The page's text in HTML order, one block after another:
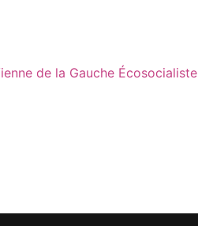
de la Gauche Écosocialiste